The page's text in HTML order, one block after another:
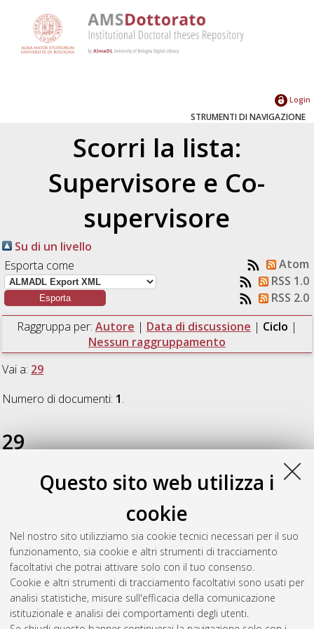
Questo sito web utilizza i
cookie
Nel nostro sito utilizziamo sia cookie tecnici necessari per il suo
funzionamento, sia cookie e altri strumenti di tracciamento
facoltativi che potrai attivare solo con il tuo consenso.
Cookie e altri strumenti di tracciamento facoltativi sono usati per
analisi statistiche, misure sull'efficacia della comunicazione
istituzionale e analisi dei comportamenti degli utenti.
Login
STRUMENTI DI NAVIGAZIONE
Scorri la lista:
Supervisore e Co-
supervisore
Su di un livello
Esporta come
Atom
RSS 1.0
RSS 2.0
Raggruppa per: Autore | Data di discussione | Ciclo |
Nessun raggruppamento
Vai a: 29
Numero di documenti: 1.
29
Liverani, Chiara(2018)Investigating the Mechanobiology of
Cancer Cell-ECM Interaction: The Impact of Substrate Stiffness
in Breast Cancer Progression, [Dissertation thesis], Alma Mater
Studiorum Università di Bologna. Dottorato di ricerca in
Bioingegneria, 29 Ciclo. DOI
10.6092/unibo/amsdottorato/8308.
Questa lista e' stata generata il Wed Aug 5 20:46:38 2026